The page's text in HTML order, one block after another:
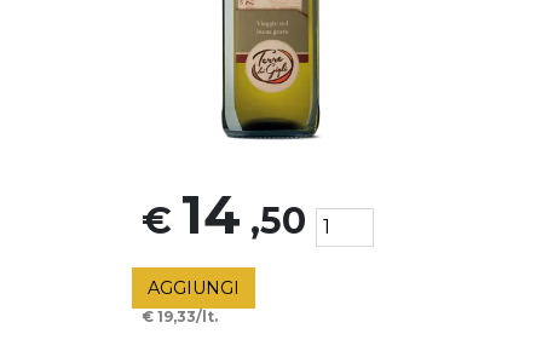
€ 14 ,50
AGGIUNGI
€ 19,33/lt.